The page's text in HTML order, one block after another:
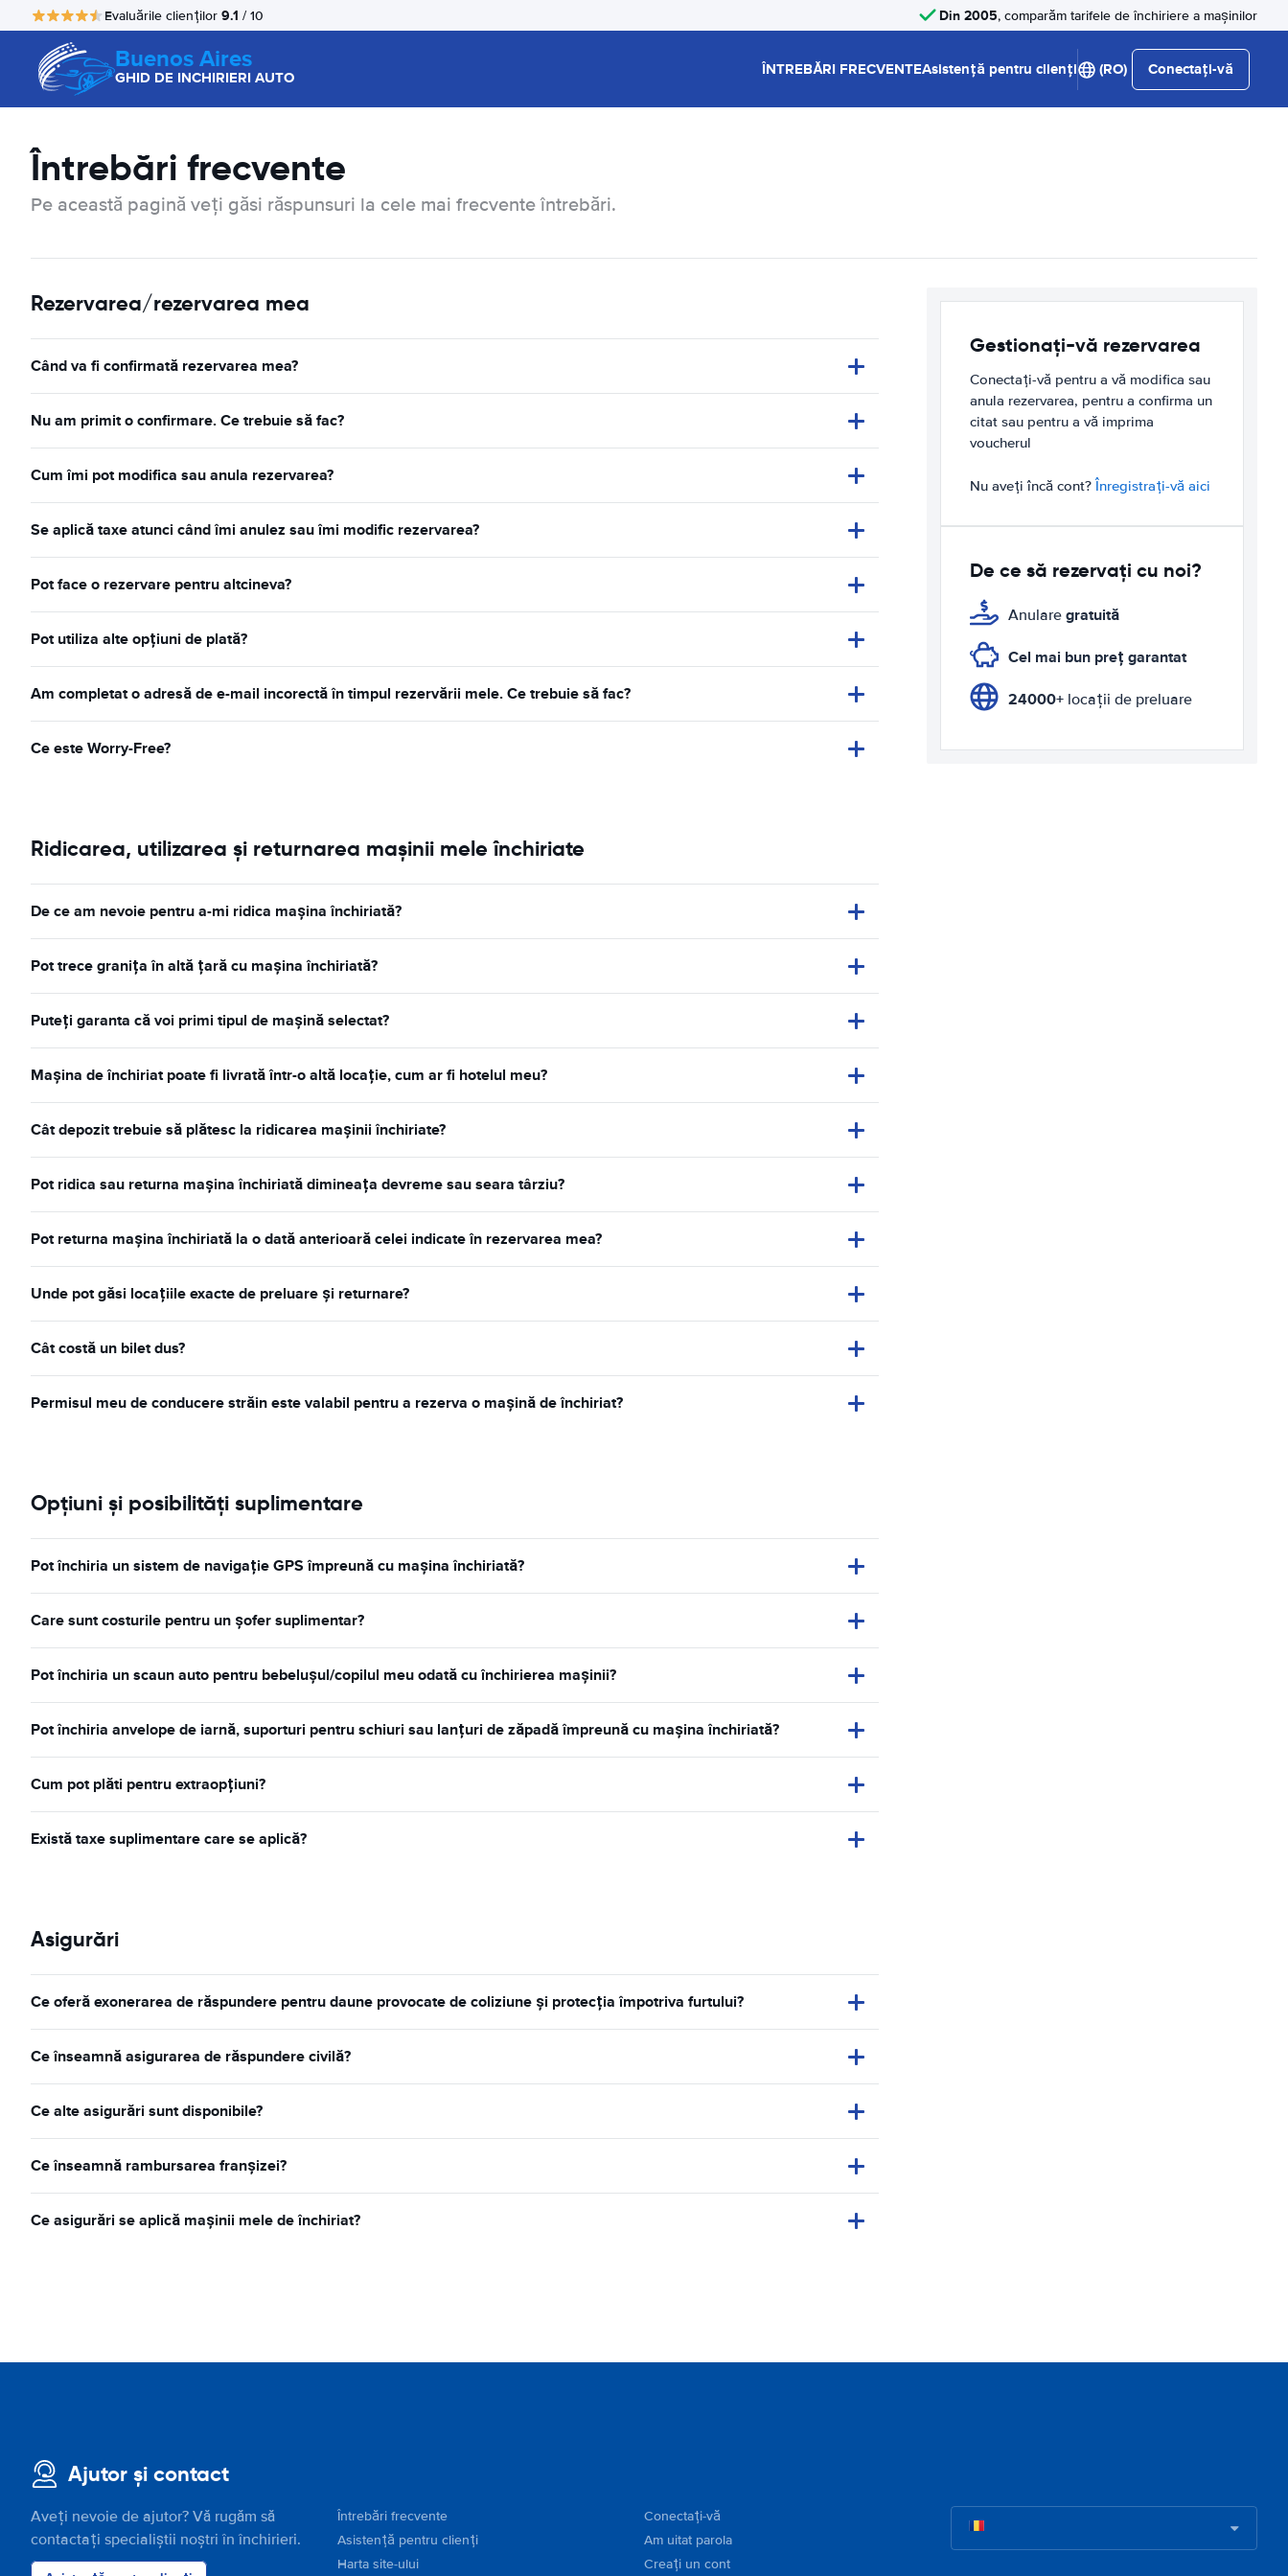
Evaluările clienților 9.1 / 10 Din 2005, comparăm tarifele de închiriere a mașinilor
Buenos Aires
GHID DE INCHIRIERI AUTO ÎNTREBĂRI FRECVENTEAsistență pentru clienți (RO) Conectați-vă
Întrebări frecvente
Pe această pagină veți găsi răspunsuri la cele mai frecvente întrebări.
Rezervarea/rezervarea mea
Când va fi confirmată rezervarea mea?
Nu am primit o confirmare. Ce trebuie să fac?
Cum îmi pot modifica sau anula rezervarea?
Se aplică taxe atunci când îmi anulez sau îmi modific rezervarea?
Pot face o rezervare pentru altcineva?
Pot utiliza alte opțiuni de plată?
Am completat o adresă de e-mail incorectă în timpul rezervării mele. Ce trebuie să fac?
Ce este Worry-Free?
Ridicarea, utilizarea și returnarea mașinii mele închiriate
De ce am nevoie pentru a-mi ridica mașina închiriată?
Pot trece granița în altă țară cu mașina închiriată?
Puteți garanta că voi primi tipul de mașină selectat?
Mașina de închiriat poate fi livrată într-o altă locație, cum ar fi hotelul meu?
Cât depozit trebuie să plătesc la ridicarea mașinii închiriate?
Pot ridica sau returna mașina închiriată dimineața devreme sau seara târziu?
Pot returna mașina închiriată la o dată anterioară celei indicate în rezervarea mea?
Unde pot găsi locațiile exacte de preluare și returnare?
Cât costă un bilet dus?
Permisul meu de conducere străin este valabil pentru a rezerva o mașină de închiriat?
Opțiuni și posibilități suplimentare
Pot închiria un sistem de navigație GPS împreună cu mașina închiriată?
Care sunt costurile pentru un șofer suplimentar?
Pot închiria un scaun auto pentru bebelușul/copilul meu odată cu închirierea mașinii?
Pot închiria anvelope de iarnă, suporturi pentru schiuri sau lanțuri de zăpadă împreună cu mașina închiriată?
Cum pot plăti pentru extraopțiuni?
Există taxe suplimentare care se aplică?
Asigurări
Ce oferă exonerarea de răspundere pentru daune provocate de coliziune și protecția împotriva furtului?
Ce înseamnă asigurarea de răspundere civilă?
Ce alte asigurări sunt disponibile?
Ce înseamnă rambursarea franșizei?
Ce asigurări se aplică mașinii mele de închiriat?
Gestionați-vă rezervarea
Conectați-vă pentru a vă modifica sau
anula rezervarea, pentru a confirma un
citat sau pentru a vă imprima
voucherul
Nu aveți încă cont? Înregistrați-vă aici
De ce să rezervați cu noi?
Anulare gratuită
Cel mai bun preț garantat
24000+ locații de preluare
Ajutor și contact
Aveți nevoie de ajutor? Vă rugăm să
contactați specialiștii noștri în închirieri.
Întrebări frecvente
Asistență pentru clienți
Harta site-ului
Conectați-vă
Am uitat parola
Creați un cont